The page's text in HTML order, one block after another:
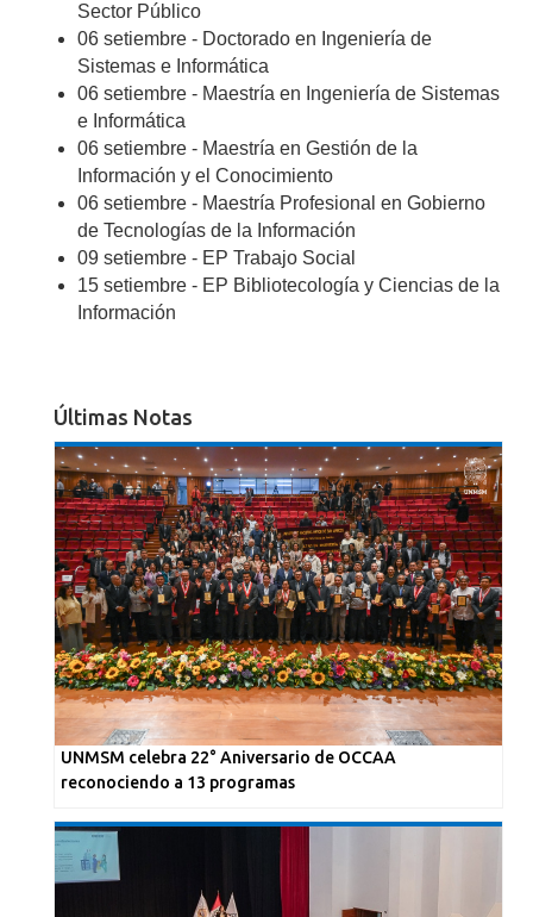
Sector Público
06 setiembre - Doctorado en Ingeniería de
Sistemas e Informática
06 setiembre - Maestría en Ingeniería de Sistemas
e Informática
06 setiembre - Maestría en Gestión de la
Información y el Conocimiento
06 setiembre - Maestría Profesional en Gobierno
de Tecnologías de la Información
09 setiembre - EP Trabajo Social
15 setiembre - EP Bibliotecología y Ciencias de la
Información
Últimas Notas
UNMSM celebra 22° Aniversario de OCCAA
reconociendo a 13 programas